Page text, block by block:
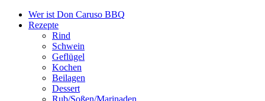
Wer ist Don Caruso BBQ
Rezepte
Rind
Schwein
Geflügel
Kochen
Beilagen
Dessert
Rub/Soßen/Marinaden